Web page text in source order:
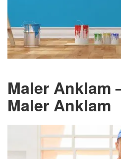
Maler Anklam
Maler Anklam